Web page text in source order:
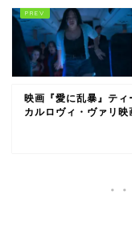
映画『愛に乱暴』ティ
カルロヴィ・ヴァリ